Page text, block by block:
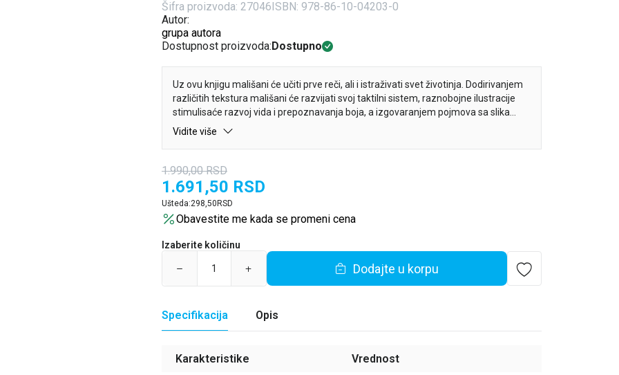
Šifra proizvoda: 27046ISBN: 978-86-10-04203-0
Autor:
grupa autora
Dostupnost proizvoda:Dostupno
Uz ovu knjigu mališani će učiti prve reči, ali i istraživati svet životinja. Dodirivanjem
različitih tekstura mališani će razvijati svoj taktilni sistem, raznobojne ilustracije
stimulisaće razvoj vida i prepoznavanja boja, a izgovaranjem pojmova sa slika
pospešuje se razvoj govora. Jednostavne i tople ilustracije doprineće uživanju u
Upoznajte životinje i naučite 100 novih reči! Ova šarena knjiga puna različitih
tekstura idealna je za sve mališane.
Vidite više
1.990,00 RSD
1.691,50 RSD
Ušteda:298,50 RSD
Obavestite me kada se promeni cena
Izaberite količinu
Dodajte u korpu
Specifikacija Opis
Karakteristike Vrednost